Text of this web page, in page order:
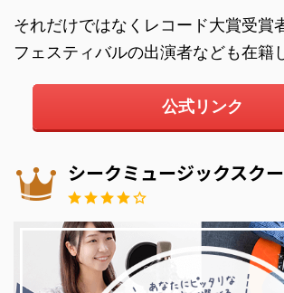
それだけではなくレコード大賞受賞
フェスティバルの出演者なども在籍
公式リンク
シークミュージックスク